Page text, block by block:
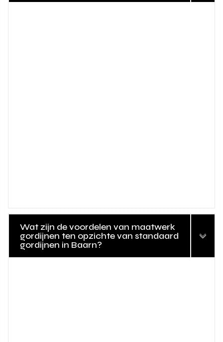
Wat zijn de voordelen van maatwerk
gordijnen ten opzichte van standaard
gordijnen in Baarn?